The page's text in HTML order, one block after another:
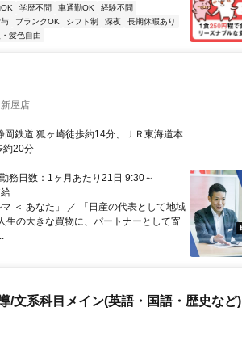
学歴不問 車通勤OK
経験不問
ブランクOK シフト制 深夜
長期休暇あり
髪色自由
屋店
鉄道 狐ヶ崎徒歩約14分、ＪＲ東海道本
約20分
務日数：1ヶ月あたり21日 9:30～
＜ あなた」 ／ 「日産の代表として地域
生の大きな買物に、パートナーとして寄
/文系科目メイン(英語・国語・歴史など)